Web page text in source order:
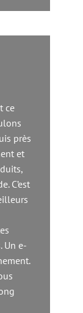
ce
près
et
C’est
Un e-